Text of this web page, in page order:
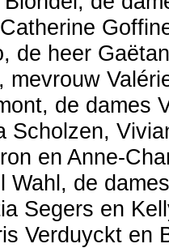
de heer
mevrouw
de dames
Scholzen,
en Anne-
Wahl, de
Segers en
Verduyckt en